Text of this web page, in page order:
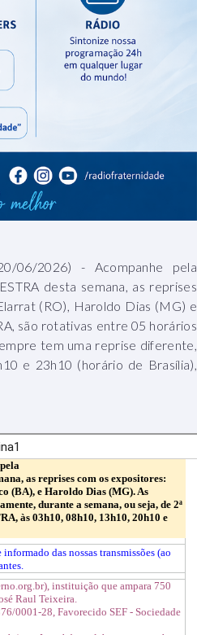
06/2026) - Acompanhe pela
desta semana, as reprises
(RO), Haroldo Dias (MG) e
são rotativas entre 05 horários
tem uma reprise diferente,
e 23h10 (horário de Brasília),